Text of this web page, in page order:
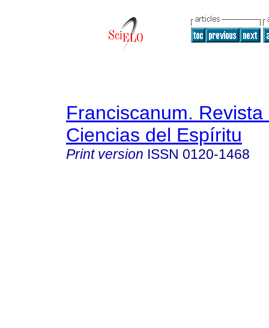
Franciscanum. Revista
Ciencias del Espíritu
Print version ISSN 0120-1468